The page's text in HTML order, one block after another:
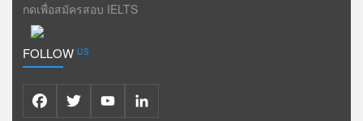
กดเพื่อสมัครสอบ IELTS
FOLLOWUS